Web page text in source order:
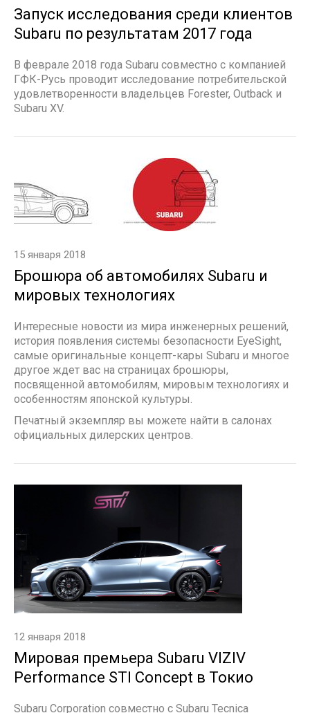
Запуск исследования среди клиентов
Subaru по результатам 2017 года
В феврале 2018 года Subaru совместно с компанией
ГФК-Русь проводит исследование потребительской
удовлетворенности владельцев Forester, Outback и
Subaru XV.
15 января 2018
Брошюра об автомобилях Subaru и
мировых технологиях
Интересные новости из мира инженерных решений,
история появления системы безопасности EyeSight,
самые оригинальные концепт-кары Subaru и многое
другое ждет вас на страницах брошюры,
посвященной автомобилям, мировым технологиях и
особенностям японской культуры.
Печатный экземпляр вы можете найти в салонах
официальных дилерских центров.
12 января 2018
Мировая премьера Subaru VIZIV
Performance STI Concept в Токио
Subaru Corporation совместно с Subaru Tecnica